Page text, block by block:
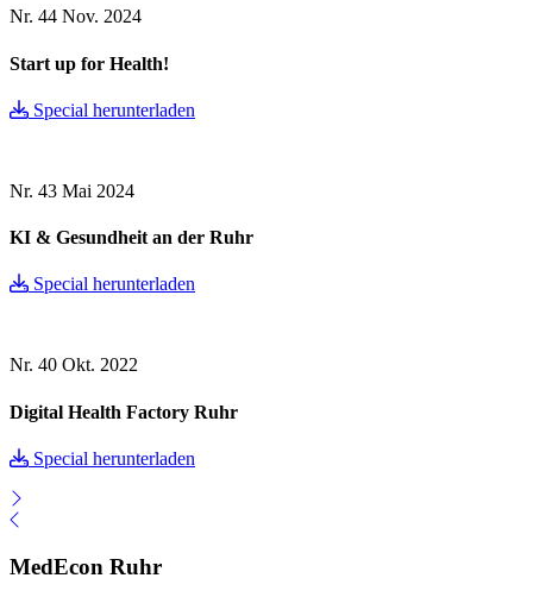
Nr. 44 Nov. 2024
Start up for Health!
Special herunterladen
Nr. 43 Mai 2024
KI & Gesundheit an der Ruhr
Special herunterladen
Nr. 40 Okt. 2022
Digital Health Factory Ruhr
Special herunterladen
MedEcon Ruhr